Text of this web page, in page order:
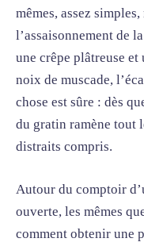
mêmes, assez
l’assaisonnement de
une crêpe plâtreuse
noix de muscade,
chose est sûre : dès
du gratin ramène tout
distraits compris.
Autour du comptoir
ouverte, les mêmes
comment obtenir une